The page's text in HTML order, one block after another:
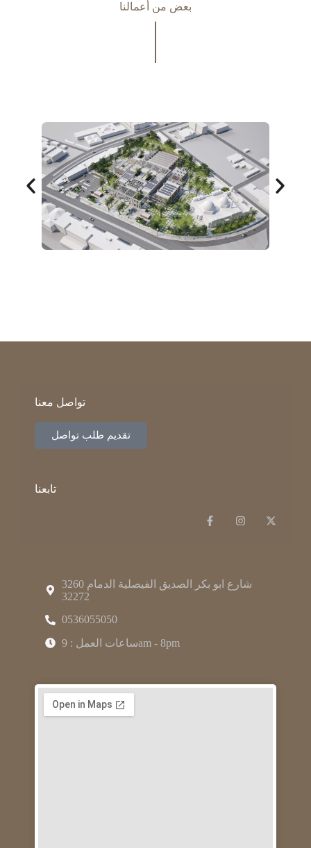
بعض من أعمالنا
تواصل معنا
تقديم طلب تواصل
تابعنا
3260 شارع ابو بكر الصديق الفيصلية الدمام
32272
0536055050
ساعات العمل : 9am - 8pm